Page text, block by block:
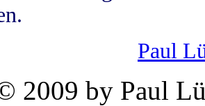
Paul
2009 by Paul